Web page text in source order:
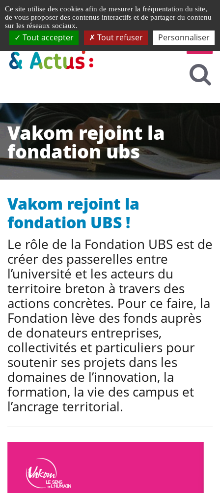
Vakom rejoint la
fondation ubs
Vakom rejoint la
fondation UBS !
Le rôle de la Fondation UBS est de
créer des passerelles entre
l’université et les acteurs du
territoire breton à travers des
actions concrètes. Pour ce faire, la
Fondation lève des fonds auprès
de donateurs entreprises,
collectivités et particuliers pour
soutenir ses projets dans les
domaines de l’innovation, la
formation, la vie des campus et
l’ancrage territorial.
Ce site utilise des cookies afin de mesurer la fréquentation du site,
de vous proposer des contenus interactifs et de partager du contenu
sur les réseaux sociaux.
Tout accepter Tout refuser Personnaliser